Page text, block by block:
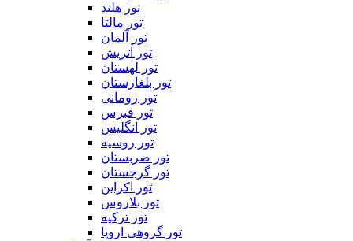
تور هلند
تور مالتا
تور آلمان
تور اتریش
تور لهستان
تور بلغارستان
تور رومانی
تور قبرس
تور انگلیس
تور روسیه
تور صربستان
تور گرجستان
تور اکراین
تور بلاروس
تور ترکیه
تور گروهی اروپا